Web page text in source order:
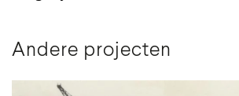
Andere projecten